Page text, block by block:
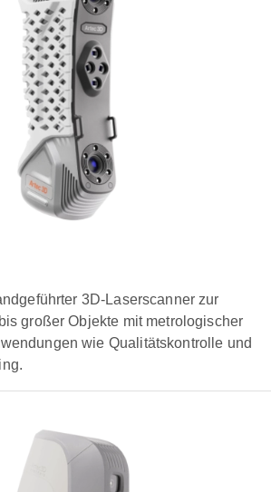
3D-Laserscanner zur
großer Objekte mit metrologischer
wie Qualitätskontrolle und